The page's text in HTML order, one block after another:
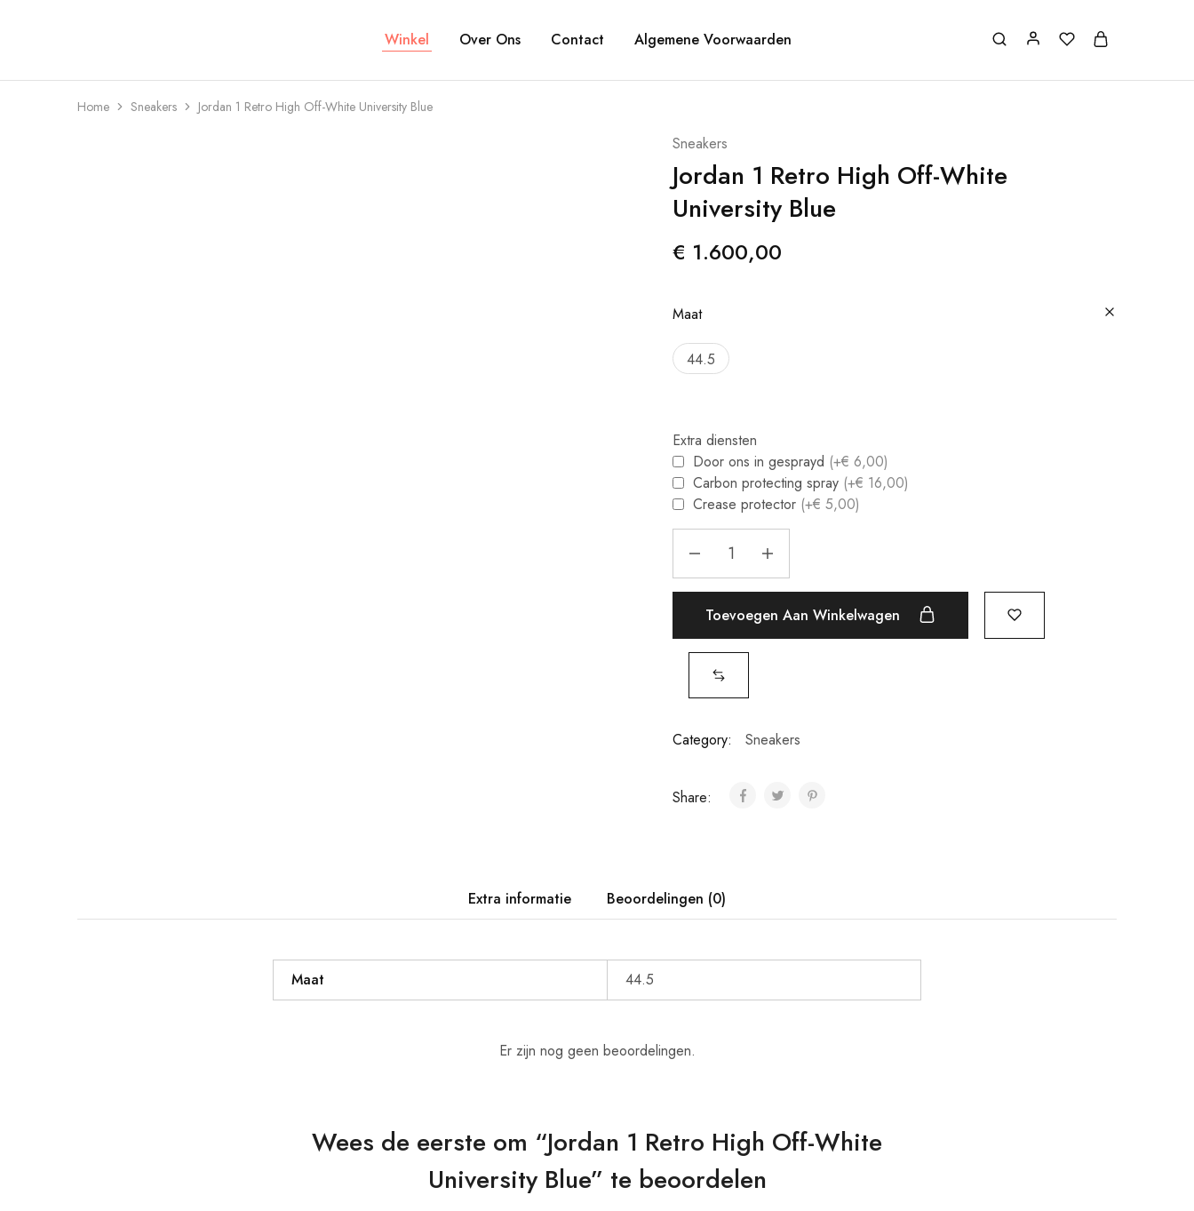
Winkel Over Ons Contact Algemene Voorwaarden
Home Sneakers Jordan 1 Retro High Off-White University Blue
Sneakers
Jordan 1 Retro High Off-White
University Blue
€ 1.600,00
Maat
44.5
Extra diensten
Door ons in gesprayd (+€ 6,00)
Carbon protecting spray (+€ 16,00)
Crease protector (+€ 5,00)
Toevoegen Aan Winkelwagen
Category: Sneakers
Share:
Extra informatie Beoordelingen (0)
Maat 44.5
Er zijn nog geen beoordelingen.
Wees de eerste om “Jordan 1 Retro High Off-White
University Blue” te beoordelen